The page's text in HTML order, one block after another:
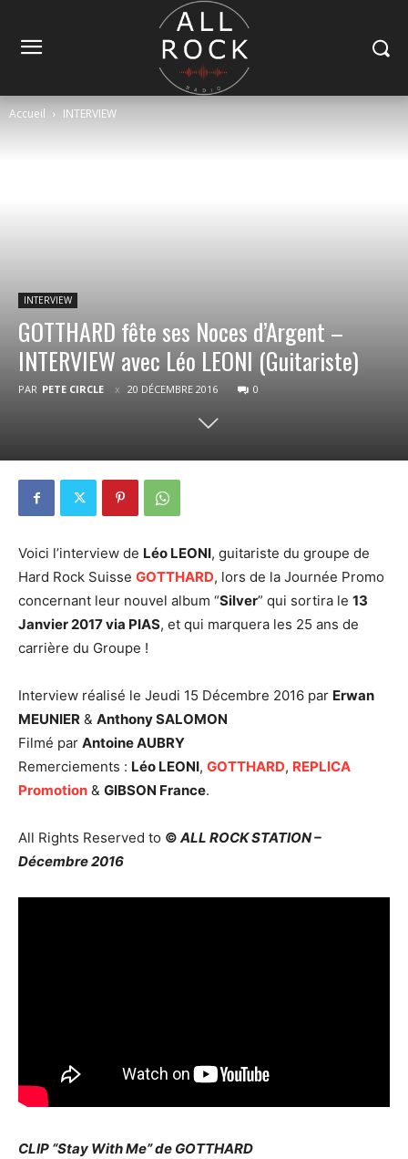
Accueil INTERVIEW
INTERVIEW
GOTTHARD fête ses Noces d’Argent –
INTERVIEW avec Léo LEONI (Guitariste)
PAR PETE CIRCLE 20 DÉCEMBRE 2016 0
Voici l’interview de Léo LEONI, guitariste du groupe de
Hard Rock Suisse GOTTHARD, lors de la Journée Promo
concernant leur nouvel album “Silver” qui sortira le 13
Janvier 2017 via PIAS, et qui marquera les 25 ans de
carrière du Groupe !
Interview réalisé le Jeudi 15 Décembre 2016 par Erwan
MEUNIER & Anthony SALOMON
Filmé par Antoine AUBRY
Remerciements : Léo LEONI, GOTTHARD, REPLICA
Promotion & GIBSON France.
All Rights Reserved to © ALL ROCK STATION –
Décembre 2016
CLIP “Stay With Me” de GOTTHARD